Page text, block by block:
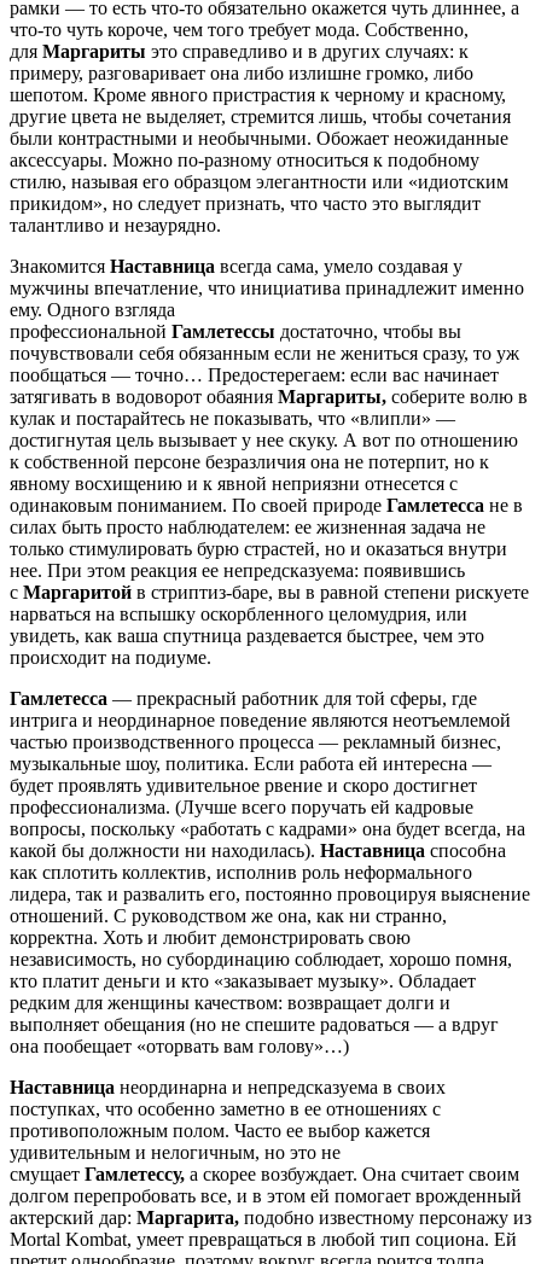
рамки — то есть что-то обязательно окажется чуть длиннее, а
что-то чуть короче, чем того требует мода. Собственно,
для Маргариты это справедливо и в других случаях: к
примеру, разговаривает она либо излишне громко, либо
шепотом. Кроме явного пристрастия к черному и красному,
другие цвета не выделяет, стремится лишь, чтобы сочетания
были контрастными и необычными. Обожает неожиданные
аксессуары. Можно по-разному относиться к подобному
стилю, называя его образцом элегантности или «идиотским
прикидом», но следует признать, что часто это выглядит
талантливо и незаурядно.
Знакомится Наставница всегда сама, умело создавая у
мужчины впечатление, что инициатива принадлежит именно
ему. Одного взгляда
профессиональной Гамлетессы достаточно, чтобы вы
почувствовали себя обязанным если не жениться сразу, то уж
пообщаться — точно… Предостерегаем: если вас начинает
затягивать в водоворот обаяния Маргариты, соберите волю в
кулак и постарайтесь не показывать, что «влипли» —
достигнутая цель вызывает у нее скуку. А вот по отношению
к собственной персоне безразличия она не потерпит, но к
явному восхищению и к явной неприязни отнесется с
одинаковым пониманием. По своей природе Гамлетесса не в
силах быть просто наблюдателем: ее жизненная задача не
только стимулировать бурю страстей, но и оказаться внутри
нее. При этом реакция ее непредсказуема: появившись
с Маргаритой в стриптиз-баре, вы в равной степени рискуете
нарваться на вспышку оскорбленного целомудрия, или
увидеть, как ваша спутница раздевается быстрее, чем это
происходит на подиуме.
Гамлетесса — прекрасный работник для той сферы, где
интрига и неординарное поведение являются неотъемлемой
частью производственного процесса — рекламный бизнес,
музыкальные шоу, политика. Если работа ей интересна —
будет проявлять удивительное рвение и скоро достигнет
профессионализма. (Лучше всего поручать ей кадровые
вопросы, поскольку «работать с кадрами» она будет всегда, на
какой бы должности ни находилась). Наставница способна
как сплотить коллектив, исполнив роль неформального
лидера, так и развалить его, постоянно провоцируя выяснение
отношений. С руководством же она, как ни странно,
корректна. Хоть и любит демонстрировать свою
независимость, но субординацию соблюдает, хорошо помня,
кто платит деньги и кто «заказывает музыку». Обладает
редким для женщины качеством: возвращает долги и
выполняет обещания (но не спешите радоваться — а вдруг
она пообещает «оторвать вам голову»…)
Наставница неординарна и непредсказуема в своих
поступках, что особенно заметно в ее отношениях с
противоположным полом. Часто ее выбор кажется
удивительным и нелогичным, но это не
смущает Гамлетессу, а скорее возбуждает. Она считает своим
долгом перепробовать все, и в этом ей помогает врожденный
актерский дар: Маргарита, подобно известному персонажу из
Mortal Kombat, умеет превращаться в любой тип социона. Ей